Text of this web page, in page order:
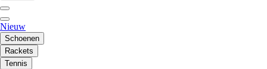
Nieuw
Schoenen
Rackets
Tennis